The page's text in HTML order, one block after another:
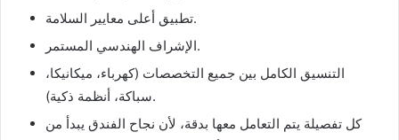
تطبيق أعلى معايير السلامة.
الإشراف الهندسي المستمر.
التنسيق الكامل بين جميع التخصصات (كهرباء، ميكانيكا،
سباكة، أنظمة ذكية).
كل تفصيلة يتم التعامل معها بدقة، لأن نجاح الفندق يبدأ من